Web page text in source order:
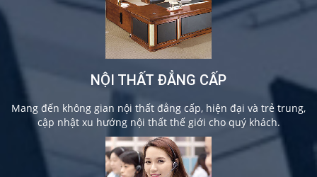
NỘI THẤT ĐẲNG CẤP
Mang đến không gian nội thất đẳng cấp, hiện đại và trẻ trung,
cập nhật xu hướng nội thất thế giới cho quý khách.